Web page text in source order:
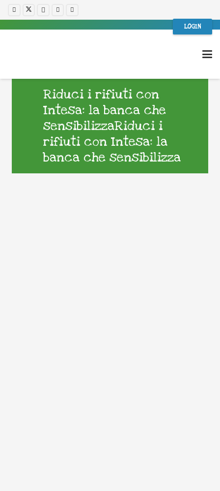
LOGIN
Riduci i rifiuti con
Intesa: la banca che
sensibilizzaRiduci i
rifiuti con Intesa: la
banca che sensibilizza